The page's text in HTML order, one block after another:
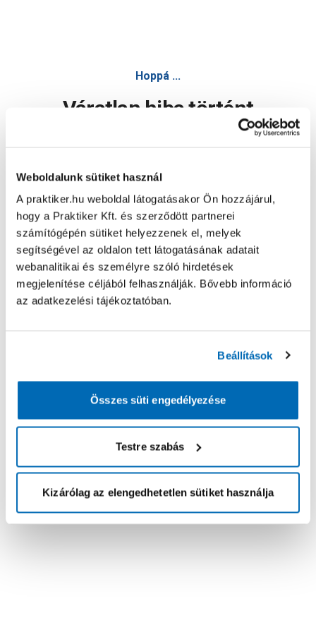
Weboldalunk sütiket használ
A praktiker.hu weboldal látogatásakor Ön hozzájárul,
hogy a Praktiker Kft. és szerződött partnerei
számítógépén sütiket helyezzenek el, melyek
segítségével az oldalon tett látogatásának adatait
webanalitikai és személyre szóló hirdetések
megjelenítése céljából felhasználják. Bővebb információ
az adatkezelési tájékoztatóban.
Beállítások
Összes süti engedélyezése
Testre szabás
Kizárólag az elengedhetetlen sütiket használja
Hoppá ...
Váratlan hiba történt
Oldal újratöltése